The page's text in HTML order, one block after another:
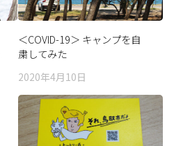
＜COVID-19＞ キャンプを自
粛してみた
2020年4月10日